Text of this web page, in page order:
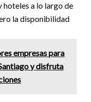
hoteles a lo largo de
la disponibilidad
empresas para
y disfruta